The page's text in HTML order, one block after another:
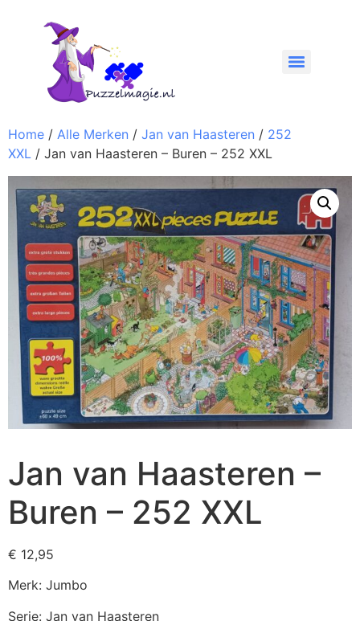
Home / Alle Merken / Jan van Haasteren / 252
XXL / Jan van Haasteren – Buren – 252 XXL
Jan van Haasteren –
Buren – 252 XXL
€ 12,95
Merk: Jumbo
Serie: Jan van Haasteren